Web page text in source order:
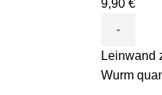
9,90 €
Leinwand
Wurm